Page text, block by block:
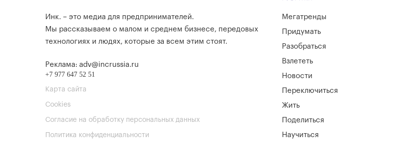
Инк. – это медиа для предпринимателей.
Мы рассказываем о малом и среднем бизнесе, передовых
технологиях и людях, которые за всем этим стоят.
Реклама: adv@incrussia.ru
+7 977 647 52 51
Карта сайта
Cookies
Согласие на обработку персональных данных
Политика конфиденциальности
Мегатренды
Придумать
Разобраться
Взлететь
Новости
Переключиться
Жить
Поделиться
Научиться